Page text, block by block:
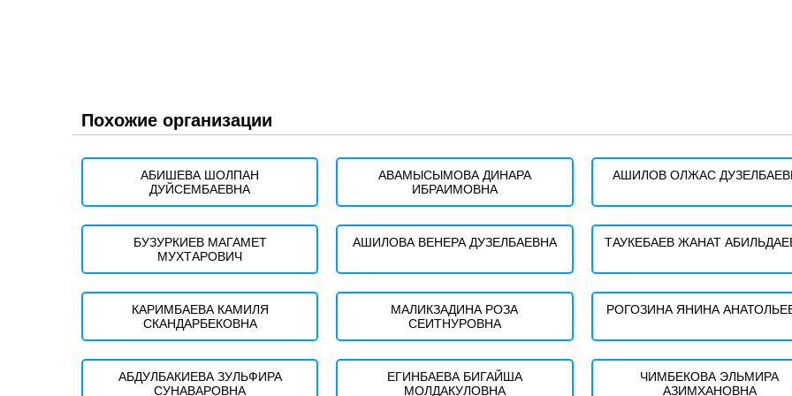
Похожие организации
АБИШЕВА ШОЛПАН
ДУЙСЕМБАЕВНА
АВАМЫСЫМОВА ДИНАРА
ИБРАИМОВНА
АШИЛОВ ОЛЖАС
БУЗУРКИЕВ МАГАМЕТ
МУХТАРОВИЧ
АШИЛОВА ВЕНЕРА ДУЗЕЛБАЕВНА ТАУКЕБАЕВ ЖАНАТ
КАРИМБАЕВА КАМИЛЯ
СКАНДАРБЕКОВНА
МАЛИКЗАДИНА РОЗА
СЕИТНУРОВНА
РОГОЗИНА ЯНИНА
АБДУЛБАКИЕВА ЗУЛЬФИРА
СУНАВАРОВНА
ЕГИНБАЕВА БИГАЙША
МОЛДАКУЛОВНА
ЧИМБЕКОВА ЭЛЬМИРА
АЗИМХАНОВНА